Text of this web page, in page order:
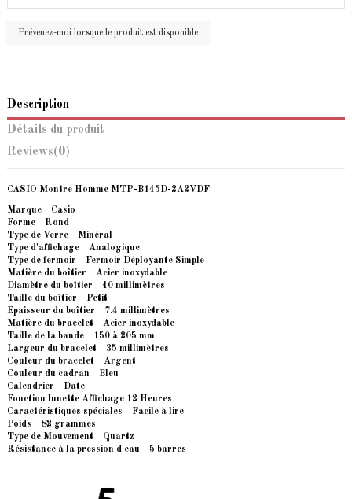
Description
Détails du produit
Reviews(0)
CASIO Montre Homme MTP-B145D-2A2VDF
Marque Casio
Forme Rond
Type de Verre Minéral
Type d'affichage Analogique
Type de fermoir Fermoir Déployante Simple
Matière du boîtier Acier inoxydable
Diamètre du boîtier 40 millimètres
Taille du boîtier Petit
Epaisseur du boîtier 7.4 millimètres
Matière du bracelet Acier inoxydable
Taille de la bande 150 à 205 mm
Largeur du bracelet 35 millimètres
Couleur du bracelet Argent
Couleur du cadran Bleu
Calendrier Date
Fonction lunette Affichage 12 Heures
Caractéristiques spéciales Facile à lire
Poids 82 grammes
Type de Mouvement Quartz
Résistance à la pression d'eau 5 barres